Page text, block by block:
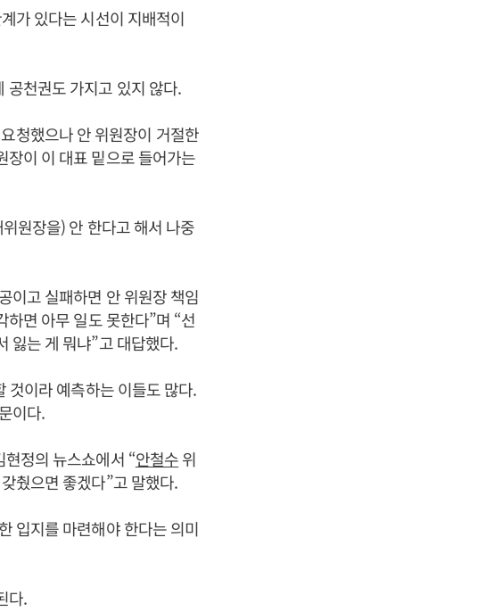
가 있다는 시선이 지배적이
공천권도 가지고 있지 않다.
청했으나 안 위원장이 거절한
장이 이 대표 밑으로 들어가는
원장을) 안 한다고 해서 나중
이고 실패하면 안 위원장 책임
하면 아무 일도 못한다”며 “선
잃는 게 뭐냐”고 대답했다.
것이라 예측하는 이들도 많다.
이다.
정의 뉴스쇼에서 “안철수위
췄으면 좋겠다”고 말했다.
입지를 마련해야 한다는 의미
다.